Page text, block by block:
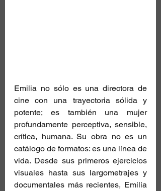
Emilia no sólo es una directora de
cine con una trayectoria sólida y
potente; es también una mujer
profundamente perceptiva, sensible,
crítica, humana. Su obra no es un
catálogo de formatos: es una línea de
vida. Desde sus primeros ejercicios
visuales hasta sus largometrajes y
documentales más recientes, Emilia